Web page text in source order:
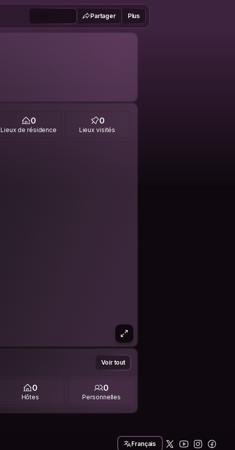
Partager Plus
0
Lieux de résidence
0
Lieux visités
Voir tout
0
Hôtes
0
Personnelles
Français